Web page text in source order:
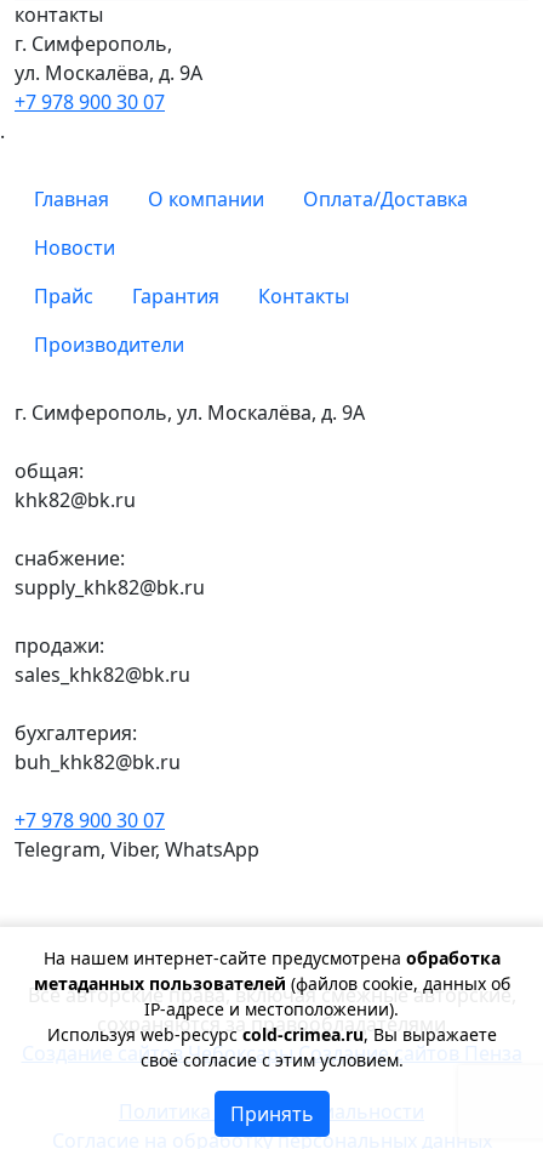
На нашем интернет-сайте предусмотрена обработка
метаданных пользователей (файлов cookie, данных об
IP-адресе и местоположении).
Используя web-ресурс cold-crimea.ru, Вы выражаете
своё согласие с этим условием.
Принять
контакты
г. Симферополь,
ул. Москалёва, д. 9А
+7 978 900 30 07
.
Главная О компании
Оплата/Доставка
Новости
Прайс
Гарантия
Контакты
Производители
г. Симферополь, ул. Москалёва, д. 9А
общая:
khk82@bk.ru
снабжение:
supply_khk82@bk.ru
продажи:
sales_khk82@bk.ru
бухгалтерия:
buh_khk82@bk.ru
+7 978 900 30 07
Telegram, Viber, WhatsApp
Все авторские права, включая смежные авторские,
сохраняются за правообладателями
Создание сайтов ЧебоксарыСоздание сайтов Пенза
Политика конфиденциальности
Согласие на обработку персональных данных